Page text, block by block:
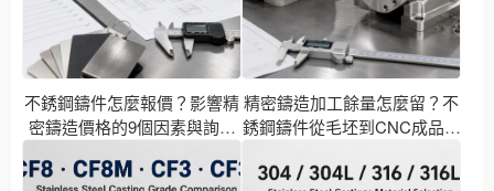
不銹鋼鑄件怎麼報價？影響精
密鑄造價格的9個因素與詢價
精密鑄造加工餘量怎麼留？不
銹鋼鑄件從毛坯到CNC成品的